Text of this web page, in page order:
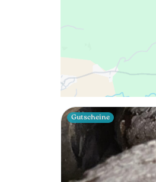
Gutscheine